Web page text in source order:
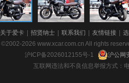
关于爱卡 招贤纳士 联系我们 友情链接
©2002-2026 www.xcar.com.cn All rights
沪ICP备2026012155号-1
沪公网
互联网违法和不良信息举报方式：